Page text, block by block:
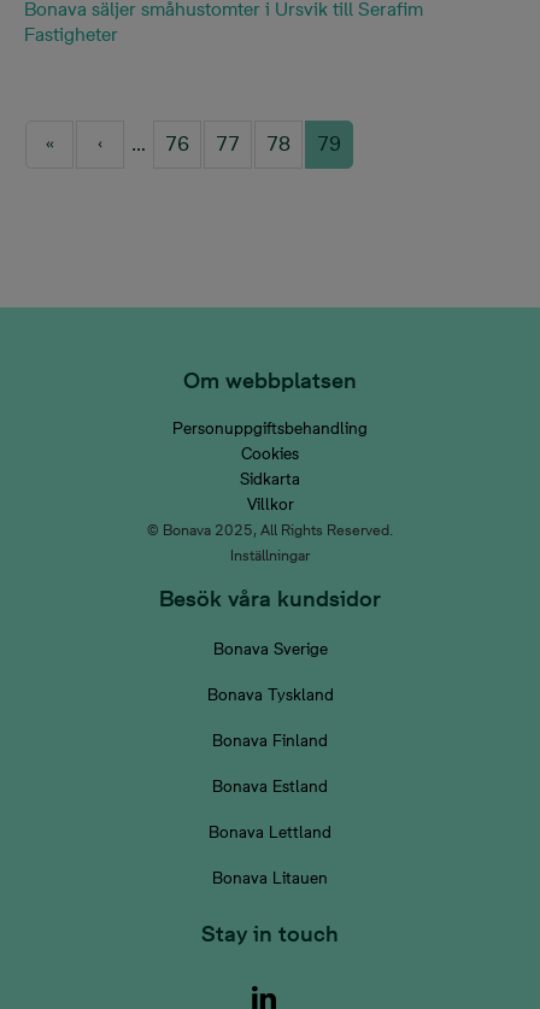
Bonava säljer småhustomter i Ursvik till Serafim
Fastigheter
First pagePrevious page
…
Page
76
Page
77
Page
78
Current page
79
Om webbplatsen
Personuppgiftsbehandling
Cookies
Sidkarta
Villkor
© Bonava 2025, All Rights Reserved.
Inställningar
Besök våra kundsidor
Bonava Sverige
Bonava Tyskland
Bonava Finland
Bonava Estland
Bonava Lettland
Bonava Litauen
Stay in touch